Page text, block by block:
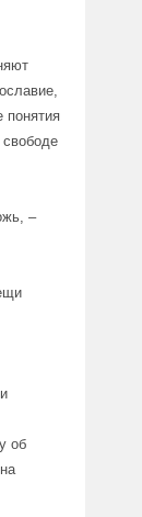
понятия
–
об